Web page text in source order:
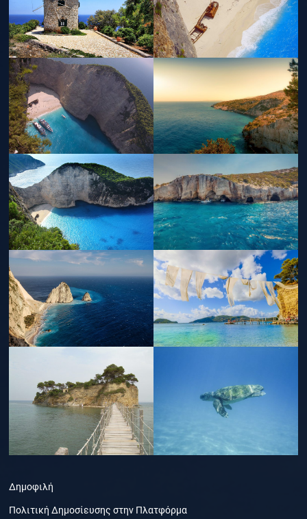
Δημοφιλή
Πολιτική Δημοσίευσης στην Πλατφόρμα